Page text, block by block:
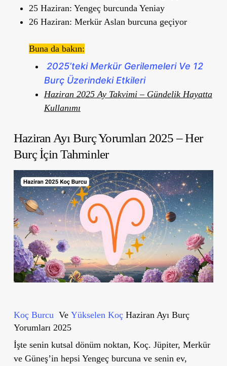
25 Haziran: Yengeç burcunda Yeniay
26 Haziran: Merkür Aslan burcuna geçiyor
Buna da bakın:
2025’teki Merkür Gerilemeleri Ve 12
Burç Üzerindeki Etkileri
Haziran 2025 Ay Takvimi – Gündelik Hayatta
Kullanımı
Haziran Ayı Burç Yorumları 2025 – Her
Burç İçin Tahminler
Koç Burcu Ve Yükselen Koç Haziran Ayı Burç
Yorumları 2025
İşte senin kutsal dönüm noktan, Koç. Jüpiter, Merkür
ve Güneş’in hepsi Yengeç burcuna ve senin ev,